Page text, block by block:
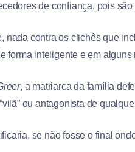
de confiança, pois são
nada contra os clichês que
forma inteligente e em
, a matriarca da família
ou antagonista de
se não fosse o final